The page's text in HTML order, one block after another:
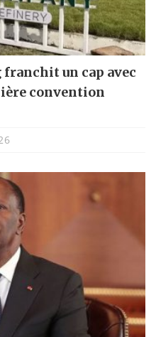
un cap avec
convention